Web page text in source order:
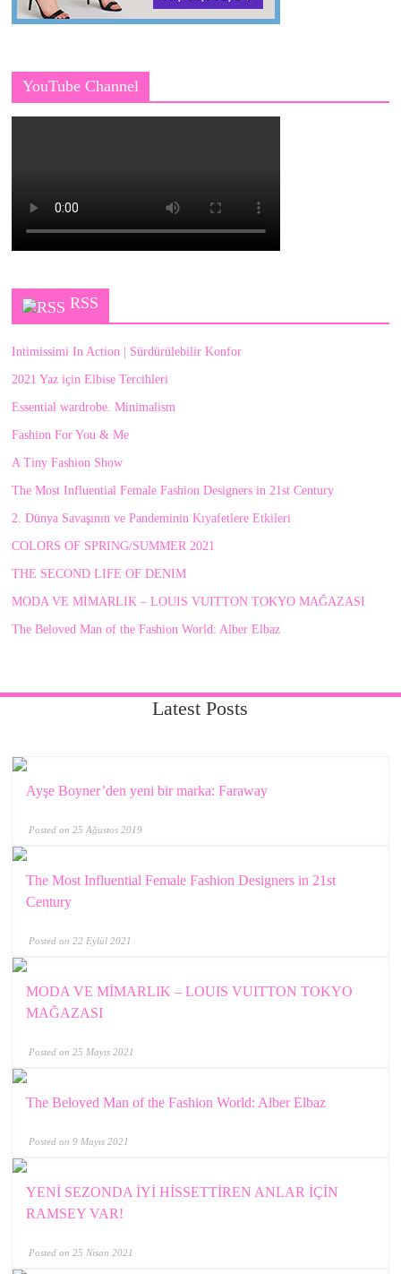
YouTube Channel
RSS
Intimissimi In Action | Sürdürülebilir Konfor
2021 Yaz için Elbise Tercihleri
Essential wardrobe. Minimalism
Fashion For You & Me
A Tiny Fashion Show
The Most Influential Female Fashion Designers in 21st Century
2. Dünya Savaşının ve Pandeminin Kıyafetlere Etkileri
COLORS OF SPRING/SUMMER 2021
THE SECOND LIFE OF DENIM
MODA VE MİMARLIK – LOUIS VUITTON TOKYO MAĞAZASI
The Beloved Man of the Fashion World: Alber Elbaz
Latest Posts
Ayşe Boyner’den yeni bir marka: Faraway
Posted on 25 Ağustos 2019
The Most Influential Female Fashion Designers in 21st
Century
Posted on 22 Eylül 2021
MODA VE MİMARLIK – LOUIS VUITTON TOKYO
MAĞAZASI
Posted on 25 Mayıs 2021
The Beloved Man of the Fashion World: Alber Elbaz
Posted on 9 Mayıs 2021
YENİ SEZONDA İYİ HİSSETTİREN ANLAR İÇİN
RAMSEY VAR!
Posted on 25 Nisan 2021